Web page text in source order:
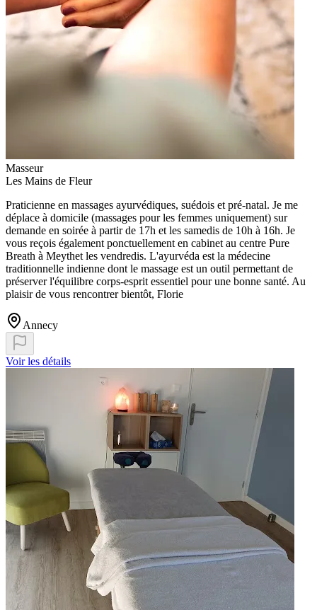
Masseur
Les Mains de Fleur
Praticienne en massages ayurvédiques, suédois et pré-natal. Je me
déplace à domicile (massages pour les femmes uniquement) sur
demande en soirée à partir de 17h et les samedis de 10h à 16h. Je
vous reçois également ponctuellement en cabinet au centre Pure
Breath à Meythet les vendredis. L'ayurvéda est la médecine
traditionnelle indienne dont le massage est un outil permettant de
préserver l'équilibre corps-esprit essentiel pour une bonne santé. Au
plaisir de vous rencontrer bientôt, Florie
Annecy
Voir les détails